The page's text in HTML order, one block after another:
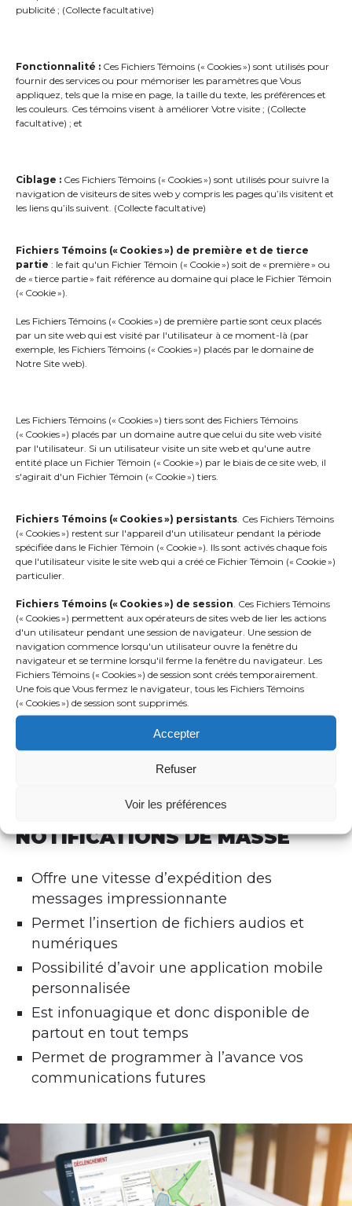
publicité ; (Collecte facultative)
Fonctionnalité : Ces Fichiers Témoins (« Cookies ») sont utilisés pour
fournir des services ou pour mémoriser les paramètres que Vous
appliquez, tels que la mise en page, la taille du texte, les préférences et
les couleurs. Ces témoins visent à améliorer Votre visite ; (Collecte
facultative) ; et
Ciblage : Ces Fichiers Témoins (« Cookies ») sont utilisés pour suivre la
navigation de visiteurs de sites web y compris les pages qu’ils visitent et
les liens qu’ils suivent. (Collecte facultative)
Fichiers Témoins (« Cookies ») de première et de tierce
partie : le fait qu'un Fichier Témoin (« Cookie ») soit de « première » ou
de « tierce partie » fait référence au domaine qui place le Fichier Témoin
(« Cookie »).
Les Fichiers Témoins (« Cookies ») de première partie sont ceux placés
par un site web qui est visité par l'utilisateur à ce moment-là (par
exemple, les Fichiers Témoins (« Cookies ») placés par le domaine de
Notre Site web).
Les Fichiers Témoins (« Cookies ») tiers sont des Fichiers Témoins
(« Cookies ») placés par un domaine autre que celui du site web visité
par l'utilisateur. Si un utilisateur visite un site web et qu'une autre
entité place un Fichier Témoin (« Cookie ») par le biais de ce site web, il
s'agirait d'un Fichier Témoin (« Cookie ») tiers.
Fichiers Témoins (« Cookies ») persistants . Ces Fichiers Témoins
(« Cookies ») restent sur l'appareil d'un utilisateur pendant la période
spécifiée dans le Fichier Témoin (« Cookie »). Ils sont activés chaque fois
que l'utilisateur visite le site web qui a créé ce Fichier Témoin (« Cookie »)
particulier.
Fichiers Témoins (« Cookies ») de session . Ces Fichiers Témoins
(« Cookies ») permettent aux opérateurs de sites web de lier les actions
d'un utilisateur pendant une session de navigateur. Une session de
navigation commence lorsqu'un utilisateur ouvre la fenêtre du
navigateur et se termine lorsqu'il ferme la fenêtre du navigateur. Les
Fichiers Témoins (« Cookies ») de session sont créés temporairement.
Une fois que Vous fermez le navigateur, tous les Fichiers Témoins
(« Cookies ») de session sont supprimés.
Accepter
Refuser
Voir les préférences
Via une application mobile (option)
UNE IMPLANTATION SIMPLE POUR
VOTRE VILLE OU MUNICIPALITÉ
Pour vous aider à bâtir votre liste de
d’outils promotionnels ( vidéo, image pour les
réseaux sociaux, signet, communiqué, etc. ).
Vous pouvez également importer une base
téléphonique de votre ville ou municipalité.
Les citoyens, quant à eux, peuvent aussi
s’inscrire par téléphone ou via un portail
et de notifications de masse
Plus de
125
Service de déclenchement
7 jours sur 7
24 heures sur 24
LOGICIEL D'ALERTES ET
NOTIFICATIONS DE MASSE
Offre une vitesse d’expédition des
messages impressionnante
Permet l’insertion de fichiers audios et
numériques
Possibilité d’avoir une application mobile
personnalisée
Est infonuagique et donc disponible de
partout en tout temps
Permet de programmer à l’avance vos
communications futures